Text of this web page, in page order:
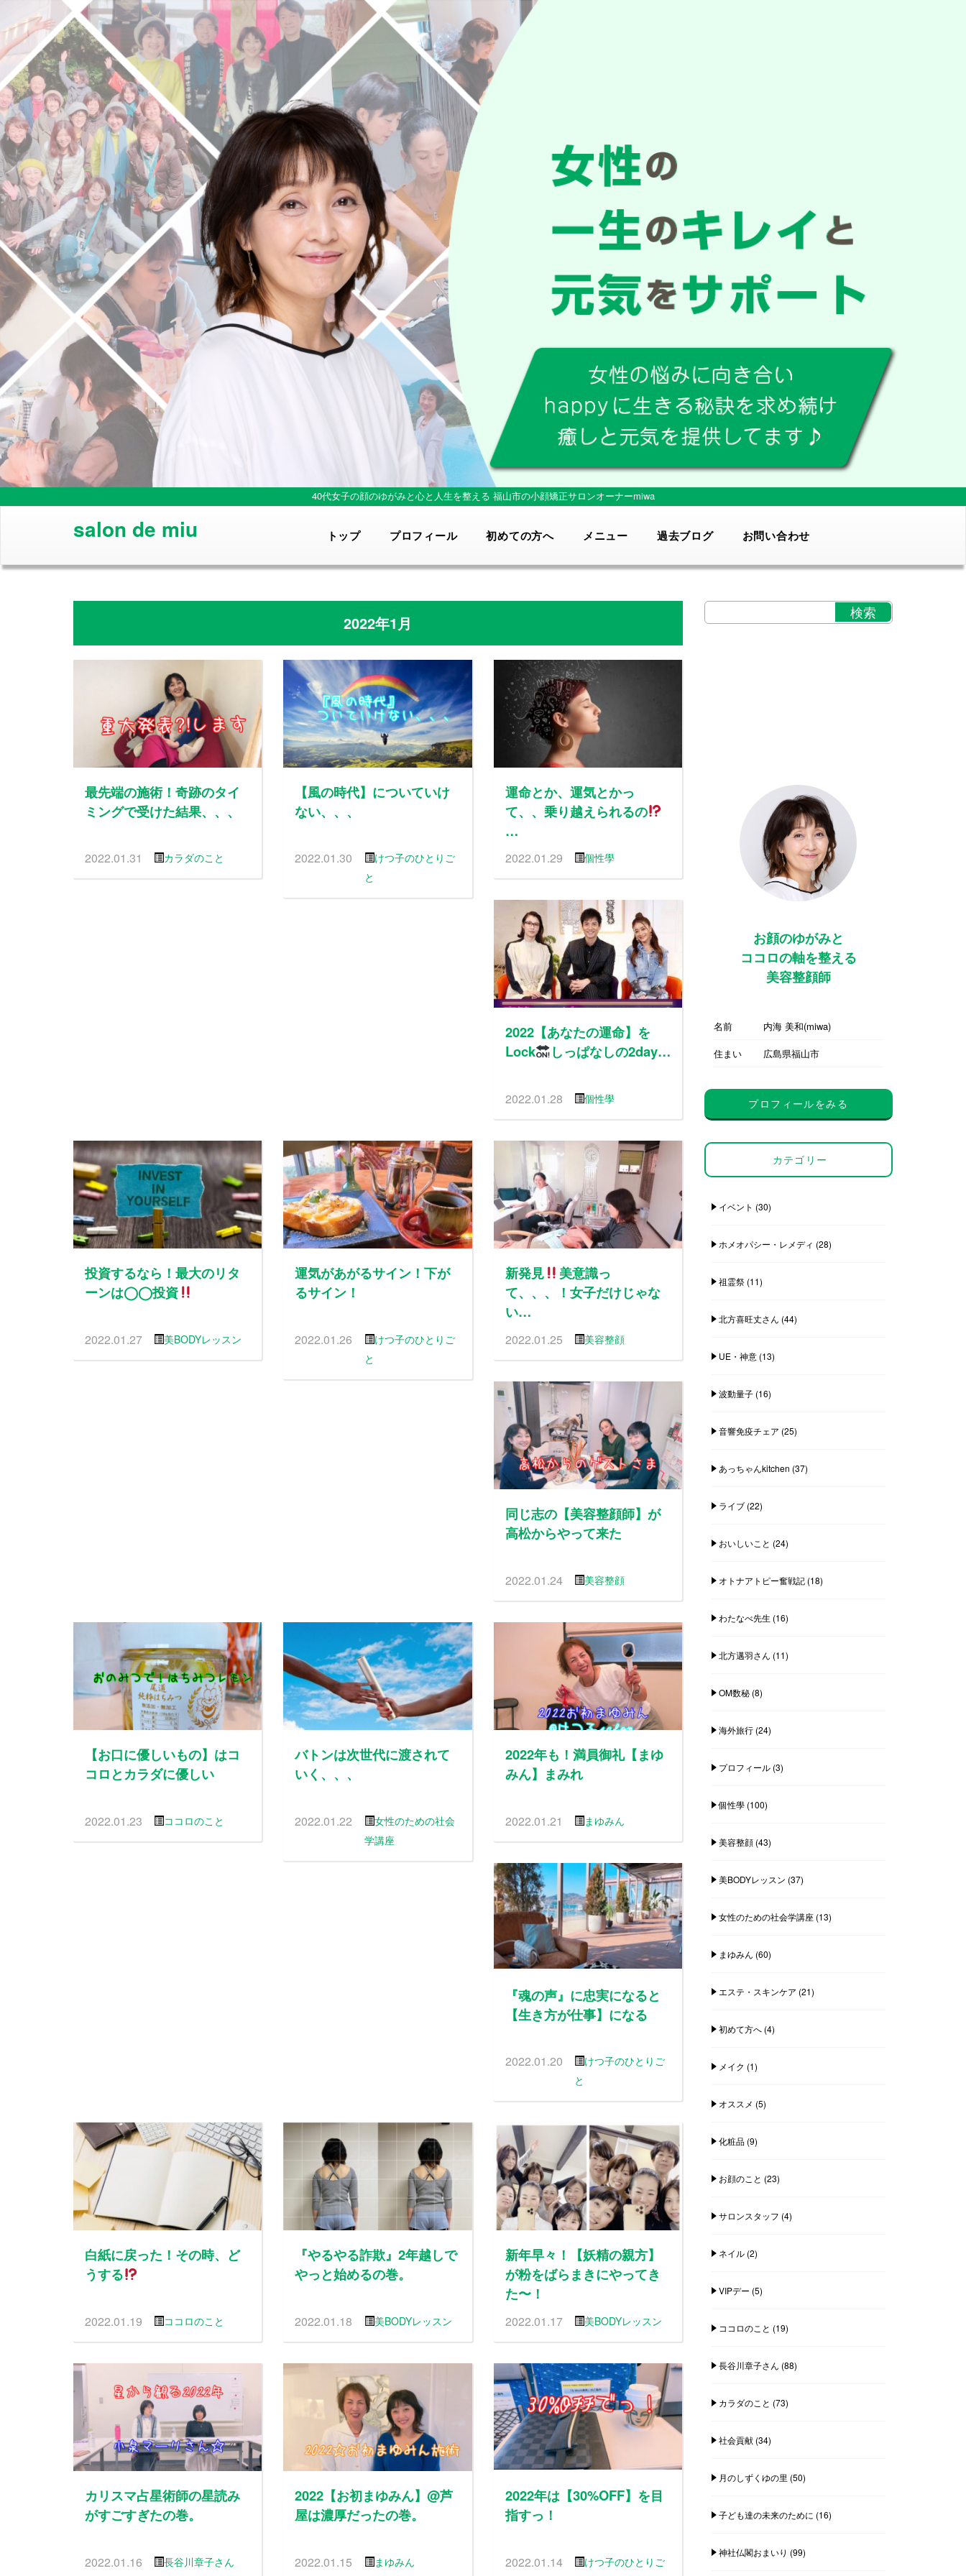
40代女子の顔のゆがみと心と人生を整える 福山市の小顔矯正サロンオーナーmiwa
salon de miu トップ プロフィール 初めての方へ メニュー 過去ブログ お問い合わせ
2022年1月
最先端の施術！奇跡のタイ
ミングで受けた結果、、、
2022.01.31 カラダのこと
【風の時代】についていけ
ない、、、
2022.01.30
けつ子のひとりご
と
運命とか、運気とかっ
て、、乗り越えられるの
…
2022.01.29 個性學
2022【あなたの運命】を
Lock
しっぱなしの2day…
2022.01.28 個性學
投資するなら！最大のリタ
ーンは◯◯投資
2022.01.27 美BODYレッスン
運気があがるサイン！下が
るサイン！
2022.01.26
けつ子のひとりご
と
新発見
美意識っ
て、、、！女子だけじゃな
い…
2022.01.25 美容整顔
同じ志の【美容整顔師】が
高松からやって来た
2022.01.24 美容整顔
【お口に優しいもの】はコ
コロとカラダに優しい
2022.01.23 ココロのこと
バトンは次世代に渡されて
いく、、、
2022.01.22
女性のための社会
学講座
2022年も！満員御礼【まゆ
みん】まみれ
2022.01.21 まゆみん
『魂の声』に忠実になると
【生き方が仕事】になる
2022.01.20
けつ子のひとりご
と
白紙に戻った！その時、ど
うする
2022.01.19 ココロのこと
『やるやる詐欺』2年越しで
やっと始めるの巻。
2022.01.18 美BODYレッスン
新年早々！【妖精の親方】
が粉をばらまきにやってき
た〜！
2022.01.17 美BODYレッスン
カリスマ占星術師の星読み
がすごすぎたの巻。
2022.01.16 長谷川章子さん
2022【お初まゆみん】@芦
屋は濃厚だったの巻。
2022.01.15 まゆみん
2022年は【30%OFF】を目
指すっ！
2022.01.14
けつ子のひとりご
お顔のゆがみと
ココロの軸を整える
美容整顔師
名前
内海 美和(miwa)
住まい
広島県福山市
プロフィールをみる
カテゴリー
イベント (30)
ホメオパシー・レメディ (28)
祖霊祭(11)
北方喜旺丈さん (44)
UE・神意(13)
波動量子(16)
音響免疫チェア (25)
あっちゃんkitchen (37)
ライブ(22)
おいしいこと (24)
オトナアトピー奮戦記(18)
わたなべ先生 (16)
北方邁羽さん (11)
OM数秘(8)
海外旅行(24)
プロフィール(3)
個性學(100)
美容整顔(43)
美BODYレッスン (37)
女性のための社会学講座(13)
まゆみん (60)
エステ・スキンケア (21)
初めて方へ(4)
メイク (1)
オススメ (5)
化粧品(9)
お顔のこと (23)
サロンスタッフ (4)
ネイル(2)
VIPデー (5)
ココロのこと (19)
長谷川章子さん (88)
カラダのこと (73)
社会貢献(34)
月のしずくゆの里 (50)
子ども達の未来のために (16)
神社仏閣おまいり (99)